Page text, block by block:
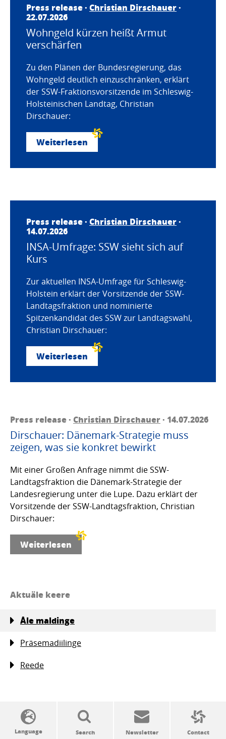
Press release · Christian Dirschauer·
22.07.2026
Wohngeld kürzen heißt Armut
verschärfen
Zu den Plänen der Bundesregierung, das
Wohngeld deutlich einzuschränken, erklärt
der SSW-Fraktionsvorsitzende im Schleswig-
Holsteinischen Landtag, Christian
Dirschauer:
Weiterlesen
Press release · Christian Dirschauer·
14.07.2026
INSA-Umfrage: SSW sieht sich auf
Kurs
Zur aktuellen INSA-Umfrage für Schleswig-
Holstein erklärt der Vorsitzende der SSW-
Landtagsfraktion und nominierte
Spitzenkandidat des SSW zur Landtagswahl,
Christian Dirschauer:
Weiterlesen
Press release · Christian Dirschauer· 14.07.2026
Dirschauer: Dänemark-Strategie muss
zeigen, was sie konkret bewirkt
Mit einer Großen Anfrage nimmt die SSW-
Landtagsfraktion die Dänemark-Strategie der
Landesregierung unter die Lupe. Dazu erklärt der
Vorsitzende der SSW-Landtagsfraktion, Christian
Dirschauer:
Weiterlesen
Aktuäle keere
Åle maldinge
Präsemadiilinge
Reede
SSW politics from A to Z